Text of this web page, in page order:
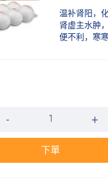
温补肾阳，
肾虚主水肿
便不利，寒
下單